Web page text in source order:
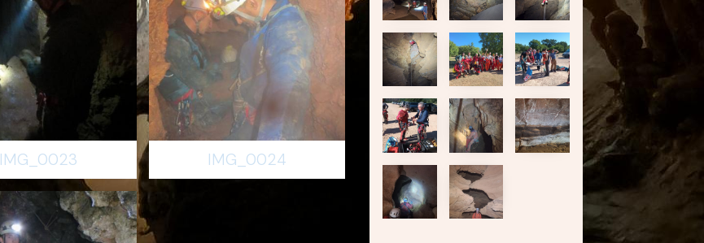
IMG_0023 IMG_0024